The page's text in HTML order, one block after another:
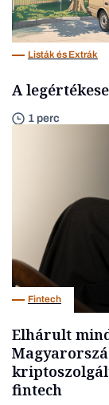
Listák és Extrák
A
1 perc
Fintech
Elhárult
fintech